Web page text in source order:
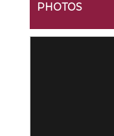
PHOTOS